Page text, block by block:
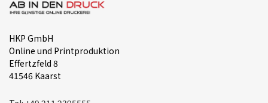
HKP GmbH
Online und Printproduktion
Effertzfeld 8
41546 Kaarst